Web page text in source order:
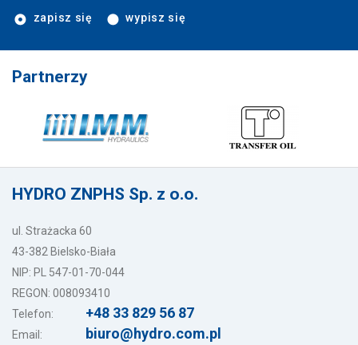
zapisz się wypisz się
Partnerzy
HYDRO ZNPHS Sp. z o.o.
ul. Strażacka 60
43-382 Bielsko-Biała
NIP: PL 547-01-70-044
REGON: 008093410
Telefon:
+48 33 829 56 87
Email: biuro@hydro.com.pl